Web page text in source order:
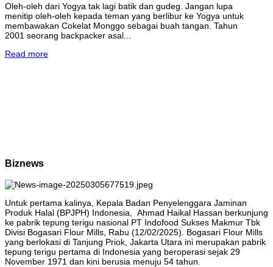
Oleh-oleh dari Yogya tak lagi batik dan gudeg. Jangan lupa
menitip oleh-oleh kepada teman yang berlibur ke Yogya untuk
membawakan Cokelat Monggo sebagai buah tangan. Tahun
2001 seorang backpacker asal...
Read more
Biznews
Untuk pertama kalinya, Kepala Badan Penyelenggara Jaminan
Produk Halal (BPJPH) Indonesia, Ahmad Haikal Hassan berkunjung
ke pabrik tepung terigu nasional PT Indofood Sukses Makmur Tbk
Divisi Bogasari Flour Mills, Rabu (12/02/2025). Bogasari Flour Mills
yang berlokasi di Tanjung Priok, Jakarta Utara ini merupakan pabrik
tepung terigu pertama di Indonesia yang beroperasi sejak 29
November 1971 dan kini berusia menuju 54 tahun.